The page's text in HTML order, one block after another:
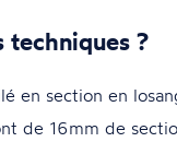
techniques ?
en section en
de 16mm de